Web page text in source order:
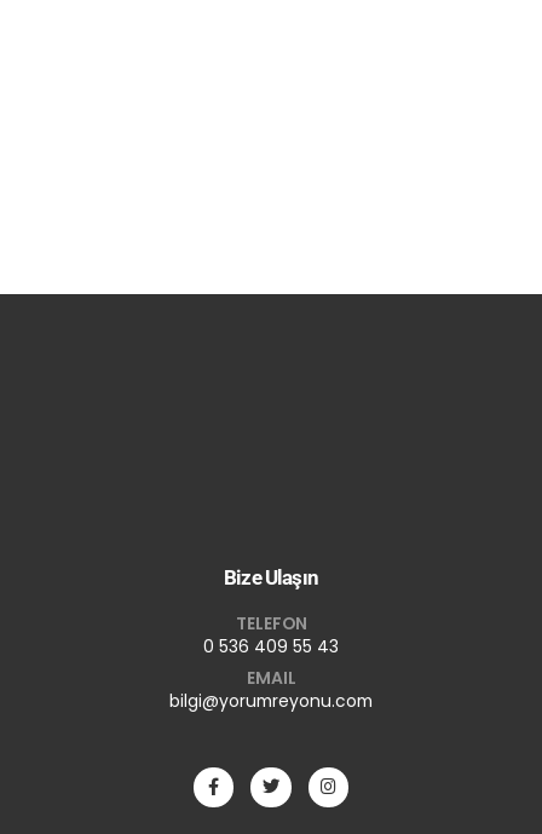
Bize Ulaşın
TELEFON
0 536 409 55 43
EMAIL
bilgi@yorumreyonu.com